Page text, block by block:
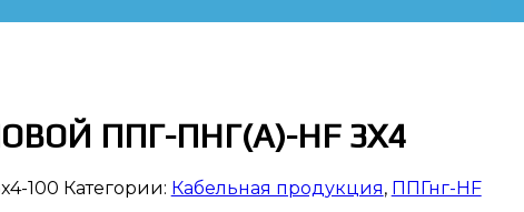
ППГ-ПНГ(А)-HF 3Х4
100 Категории: Кабельная продукция, ППГнг-HF